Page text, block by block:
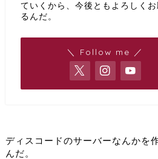
ていくから、今後ともよろしくお
るんだ。
＼ Follow me ／
ディスコードのサーバーなんかを
んだ。